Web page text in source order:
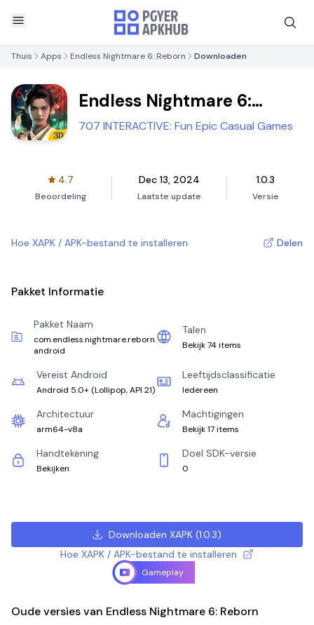
Thuis Apps Endless Nightmare 6: Reborn Downloaden
Endless Nightmare 6:
Reborn
707 INTERACTIVE: Fun Epic Casual Games
4.7
Beoordeling
Dec 13, 2024
Laatste update
1.0.3
Versie
Hoe XAPK / APK-bestand te installeren Delen
Pakket Informatie
Pakket Naam
com.endless.nightmare.reborn.
android
Talen
Bekijk 74 items
Vereist Android
Android 5.0+ (Lollipop, API 21)
Leeftijdsclassificatie
Iedereen
Architectuur
arm64-v8a
Machtigingen
Bekijk 17 items
Handtekening
Bekijken
Doel SDK-versie
0
Downloaden XAPK (1.0.3)
Hoe XAPK / APK-bestand te installeren
Gameplay
Oude versies van Endless Nightmare 6: Reborn